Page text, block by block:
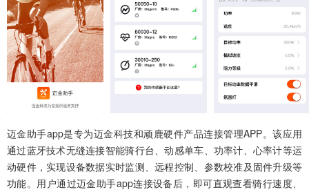
迈金助手app是专为迈金科技和顽鹿硬件产品连接管理APP。该应用
通过蓝牙技术无缝连接智能骑行台、动感单车、功率计、心率计等运
动硬件，实现设备数据实时监测、远程控制、参数校准及固件升级等
功能。用户通过迈金助手app连接设备后，即可直观查看骑行速度、